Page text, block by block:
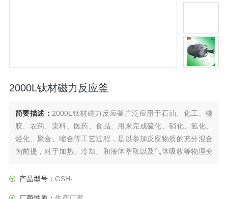
2000L钛材磁力反应釜
简要描述： 2000L钛材磁力反应釜广泛应用于石油、化工、橡
胶、农药、染料、医药、食品、用来完成硫化、硝化、氢化、
烃化、聚合、缩合等工艺过程，是以参加反应物质的充分混合
为前提，对于加热、冷却、和液体萃取以及气体吸收等物理变
药等行业理想的所需设备。
产品型号： GSH-